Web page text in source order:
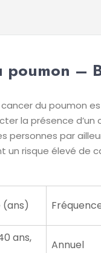
poumon –
du poumon
la présence d’un
personnes par
un risque élevé de
(ans)
ans,
Annuel